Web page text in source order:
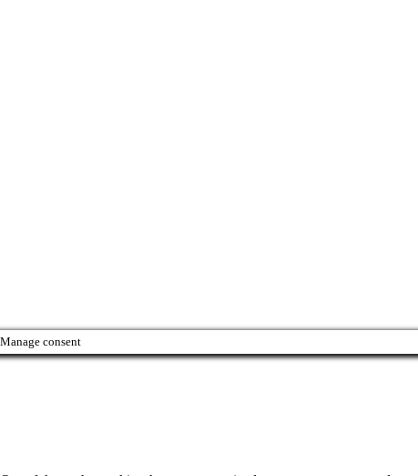
Manage consent